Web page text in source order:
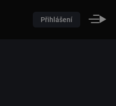
Přihlášení